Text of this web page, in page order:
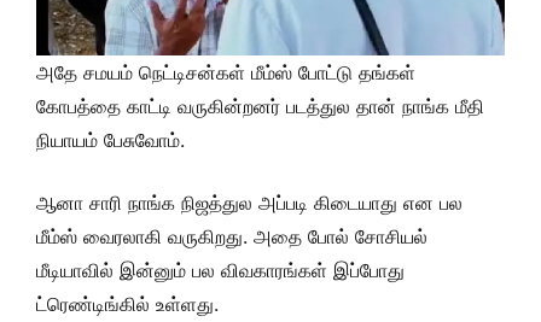
அதே சமயம் நெட்டிசன்கள் மீம்ஸ் போட்டு தங்கள்
கோபத்தை காட்டி வருகின்றனர் படத்துல தான் நாங்க மீதி
நியாயம் பேசுவோம்.
ஆனா சாரி நாங்க நிஜத்துல அப்படி கிடையாது என பல
மீம்ஸ் வைரலாகி வருகிறது. அதை போல் சோசியல்
மீடியாவில் இன்னும் பல விவகாரங்கள் இப்போது
ட்ரெண்டிங்கில் உள்ளது.